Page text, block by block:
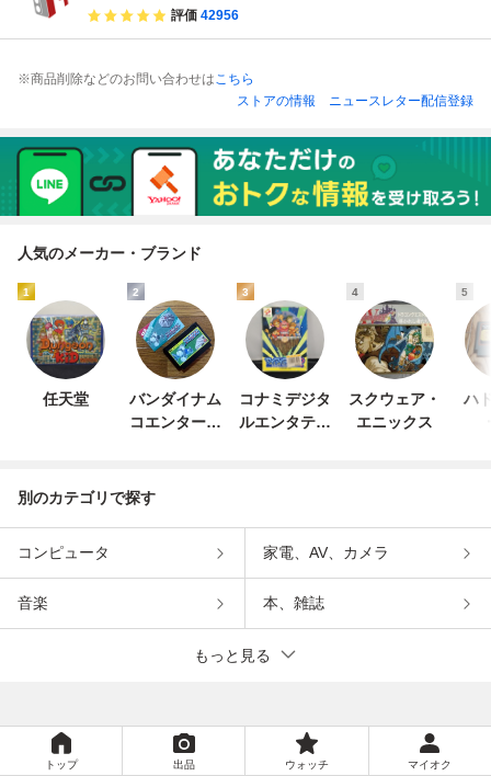
評価 42956
※商品削除などのお問い合わせはこちら
ストアの情報
ニュースレター配信登録
人気のメーカー・ブランド
1
任天堂
2
バンダイナム
コエンターテ
3
コナミデジタ
ルエンタテイ
4
スクウェア・
エニックス
5
ハ
別のカテゴリで探す
コンピュータ 家電、AV、カメラ
音楽 本、雑誌
もっと見る
トップ 出品 ウォッチ マイオク